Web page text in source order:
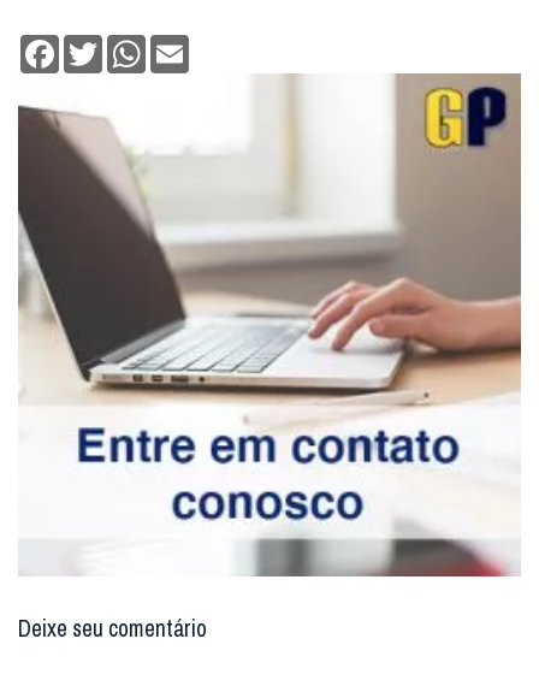
Facebook
TwitterWhatsApp
Deixe seu comentário